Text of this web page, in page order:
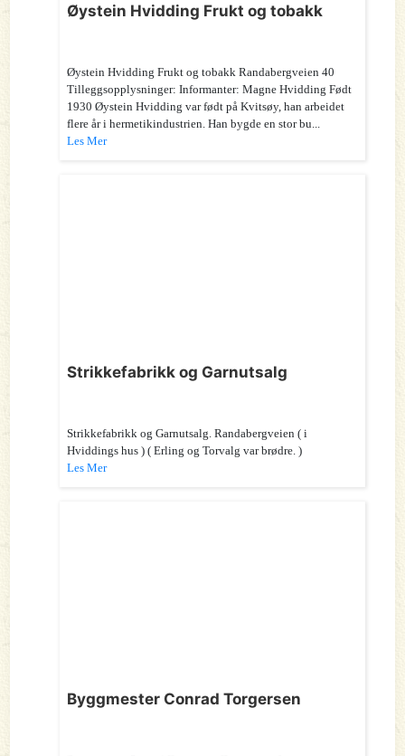
Øystein Hvidding Frukt og tobakk
Øystein Hvidding Frukt og tobakk Randabergveien 40
Tilleggsopplysninger: Informanter: Magne Hvidding Født
1930 Øystein Hvidding var født på Kvitsøy, han arbeidet
flere år i hermetikindustrien. Han bygde en stor bu...
Les Mer
Strikkefabrikk og Garnutsalg
Strikkefabrikk og Garnutsalg. Randabergveien ( i
Hviddings hus ) ( Erling og Torvalg var brødre. )
Les Mer
Byggmester Conrad Torgersen